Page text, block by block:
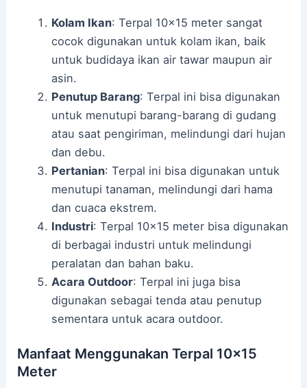
Kolam Ikan: Terpal 10×15 meter sangat
cocok digunakan untuk kolam ikan, baik
untuk budidaya ikan air tawar maupun air
asin.
Penutup Barang: Terpal ini bisa digunakan
untuk menutupi barang-barang di gudang
atau saat pengiriman, melindungi dari hujan
dan debu.
Pertanian: Terpal ini bisa digunakan untuk
menutupi tanaman, melindungi dari hama
dan cuaca ekstrem.
Industri: Terpal 10×15 meter bisa digunakan
di berbagai industri untuk melindungi
peralatan dan bahan baku.
Acara Outdoor: Terpal ini juga bisa
digunakan sebagai tenda atau penutup
sementara untuk acara outdoor.
Manfaat Menggunakan Terpal 10×15
Meter